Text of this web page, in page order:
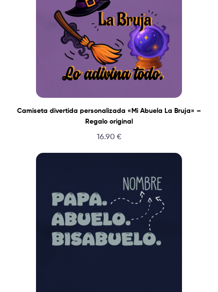
Camiseta divertida personalizada «Mi Abuela La Bruja» –
Regalo original
16.90 €